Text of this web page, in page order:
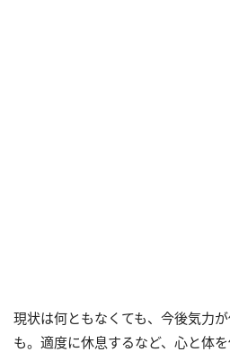
現状は何ともなくても、今後気力
も。適度に休息するなど、心と体